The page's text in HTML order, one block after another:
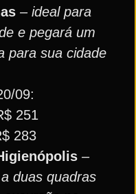
– ideal para
e pegará um
para sua cidade
09:
251
283
–
duas quadras